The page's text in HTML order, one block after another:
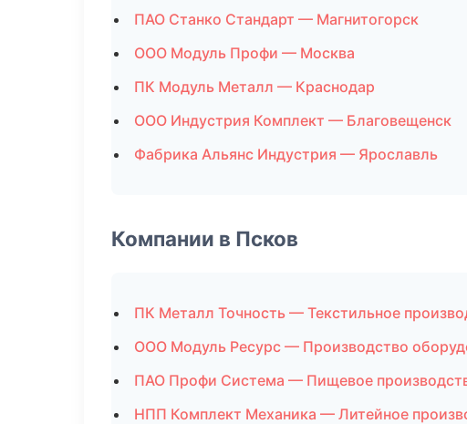
ПАО Станко Стандарт — Магнитогорск
ООО Модуль Профи — Москва
ПК Модуль Металл — Краснодар
ООО Индустрия Комплект — Благовещенск
Фабрика Альянс Индустрия — Ярославль
Компании в Псков
ПК Металл Точность — Текстильное
ООО Модуль Ресурс — Производство
ПАО Профи Система — Пищевое
НПП Комплект Механика — Литейное